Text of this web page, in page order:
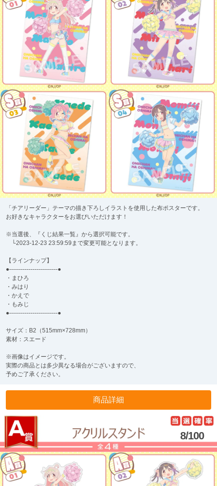
「チアリーダー」テーマの描き下ろしイラストを使用した布ポスターです。
お好きなキャラクターをお選びいただけます！
※当選後、『くじ結果一覧』から選択可能です。
└2023-12-23 23:59:59まで変更可能となります。
【ラインナップ】
●-------------------------●
・まひろ
・みはり
・かえで
・もみじ
●-------------------------●
サイズ：B2（515mm×728mm）
素材：スエード
※画像はイメージです。
実際の商品とは多少異なる場合がございますので、
予めご了承ください。
商品詳細
8/100